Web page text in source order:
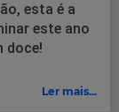
esta é a
este ano
doce!
Ler mais...